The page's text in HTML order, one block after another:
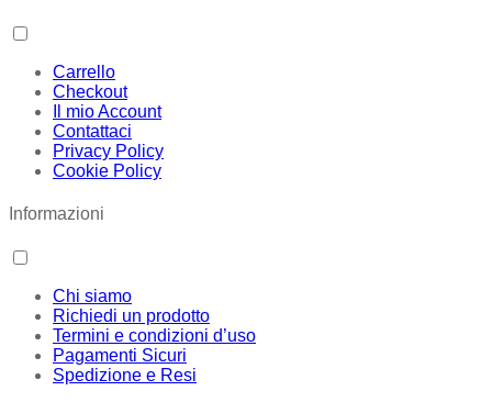
Carrello
Checkout
Il mio Account
Contattaci
Privacy Policy
Cookie Policy
Informazioni
Chi siamo
Richiedi un prodotto
Termini e condizioni d’uso
Pagamenti Sicuri
Spedizione e Resi